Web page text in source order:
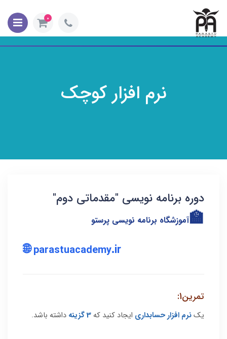
0
نرم افزار کوچک
دوره برنامه نویسی "مقدماتی دوم"
🏫آموزشگاه برنامه نویسی پرستو
🌐parastuacademy.ir
تمرین1:
یکنرم افزار حسابداری ایجاد کنید که 3 گزینه داشته باشد.